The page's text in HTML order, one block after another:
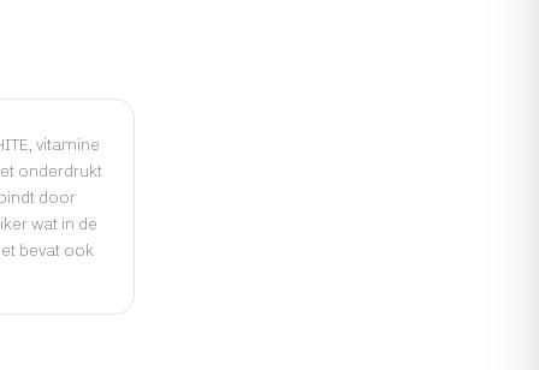
vitamine
onderdrukt
door
wat in de
bevat ook